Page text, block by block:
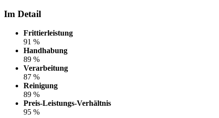
Im Detail
Frittierleistung
91 %
Handhabung
89 %
Verarbeitung
87 %
Reinigung
89 %
Preis-Leistungs-Verhältnis
95 %